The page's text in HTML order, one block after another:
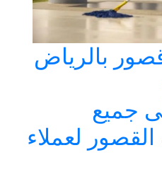
بالرياض
جميع
لعملاء